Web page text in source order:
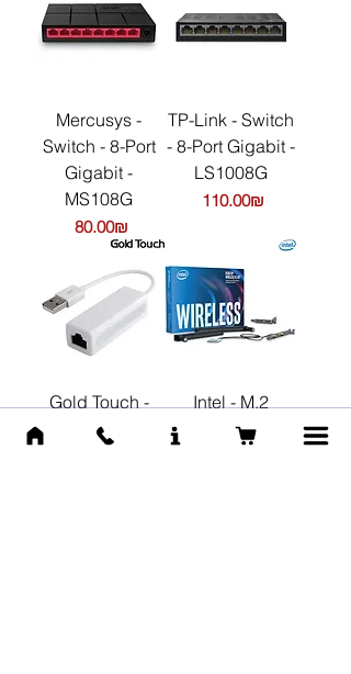
Mercusys -
Switch - 8-Port
Gigabit -
MS108G
Цена ‏80.00 ‏₪
TP-Link - Switch
- 8-Port Gigabit -
LS1008G
Цена ‏110.00 ‏₪
Gold Touch -
USB 2.0 to
Intel - M.2
Wireless Dual